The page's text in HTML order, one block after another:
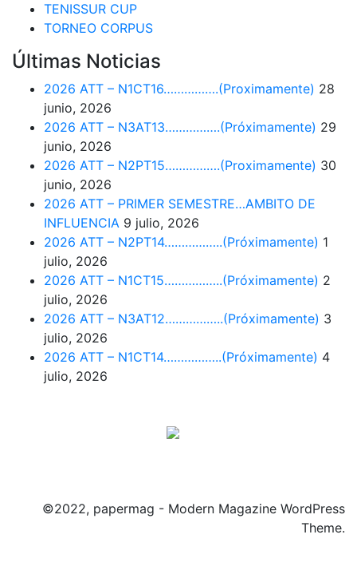
TENISSUR CUP
TORNEO CORPUS
Últimas Noticias
2026 ATT – N1CT16…………….(Proximamente) 28
junio, 2026
2026 ATT – N3AT13…………….(Próximamente) 29
junio, 2026
2026 ATT – N2PT15…………….(Proximamente) 30
junio, 2026
2026 ATT – PRIMER SEMESTRE…AMBITO DE
INFLUENCIA 9 julio, 2026
2026 ATT – N2PT14……………..(Próximamente) 1
julio, 2026
2026 ATT – N1CT15……………..(Próximamente) 2
julio, 2026
2026 ATT – N3AT12……………..(Próximamente) 3
julio, 2026
2026 ATT – N1CT14……………..(Próximamente) 4
julio, 2026
©2022, papermag - Modern Magazine WordPress
Theme.